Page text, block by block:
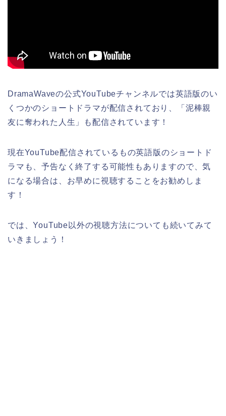
DramaWaveの公式YouTubeチャンネルでは英語版のい
くつかのショートドラマが配信されており、「泥棒親
友に奪われた人生」も配信されています！
現在YouTube配信されているもの英語版のショートド
ラマも、予告なく終了する可能性もありますので、気
になる場合は、お早めに視聴することをお勧めしま
す！
では、YouTube以外の視聴方法についても続いてみて
いきましょう！